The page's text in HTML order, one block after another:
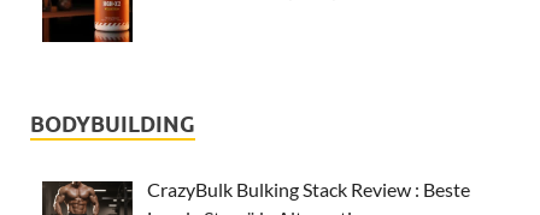
BODYBUILDING
CrazyBulk Bulking Stack Review : Beste